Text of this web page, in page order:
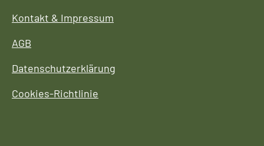
Kontakt & Impressum
AGB
Datenschutzerklärung
Cookies-Richtlinie